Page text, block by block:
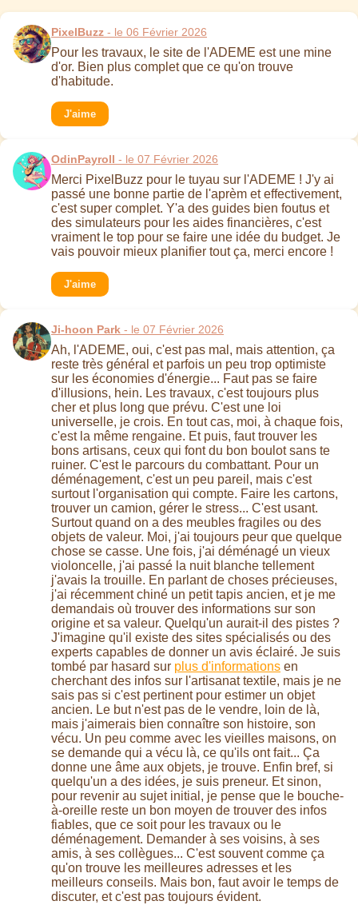
PixelBuzz - le 06 Février 2026
Pour les travaux, le site de l'ADEME est une mine
d'or. Bien plus complet que ce qu'on trouve
d'habitude.
J'aime
OdinPayroll - le 07 Février 2026
Merci PixelBuzz pour le tuyau sur l'ADEME ! J'y ai
passé une bonne partie de l'aprèm et effectivement,
c'est super complet. Y'a des guides bien foutus et
des simulateurs pour les aides financières, c'est
vraiment le top pour se faire une idée du budget. Je
vais pouvoir mieux planifier tout ça, merci encore !
J'aime
Ji-hoon Park - le 07 Février 2026
Ah, l'ADEME, oui, c'est pas mal, mais attention, ça
reste très général et parfois un peu trop optimiste
sur les économies d'énergie... Faut pas se faire
d'illusions, hein. Les travaux, c'est toujours plus
cher et plus long que prévu. C'est une loi
universelle, je crois. En tout cas, moi, à chaque fois,
c'est la même rengaine. Et puis, faut trouver les
bons artisans, ceux qui font du bon boulot sans te
ruiner. C'est le parcours du combattant. Pour un
déménagement, c'est un peu pareil, mais c'est
surtout l'organisation qui compte. Faire les cartons,
trouver un camion, gérer le stress... C'est usant.
Surtout quand on a des meubles fragiles ou des
objets de valeur. Moi, j'ai toujours peur que quelque
chose se casse. Une fois, j'ai déménagé un vieux
violoncelle, j'ai passé la nuit blanche tellement
j'avais la trouille. En parlant de choses précieuses,
j'ai récemment chiné un petit tapis ancien, et je me
demandais où trouver des informations sur son
origine et sa valeur. Quelqu'un aurait-il des pistes ?
J'imagine qu'il existe des sites spécialisés ou des
experts capables de donner un avis éclairé. Je suis
tombé par hasard sur plus d'informations en
cherchant des infos sur l'artisanat textile, mais je ne
sais pas si c'est pertinent pour estimer un objet
ancien. Le but n'est pas de le vendre, loin de là,
mais j'aimerais bien connaître son histoire, son
vécu. Un peu comme avec les vieilles maisons, on
se demande qui a vécu là, ce qu'ils ont fait... Ça
donne une âme aux objets, je trouve. Enfin bref, si
quelqu'un a des idées, je suis preneur. Et sinon,
pour revenir au sujet initial, je pense que le bouche-
à-oreille reste un bon moyen de trouver des infos
fiables, que ce soit pour les travaux ou le
déménagement. Demander à ses voisins, à ses
amis, à ses collègues... C'est souvent comme ça
qu'on trouve les meilleures adresses et les
meilleurs conseils. Mais bon, faut avoir le temps de
discuter, et c'est pas toujours évident.